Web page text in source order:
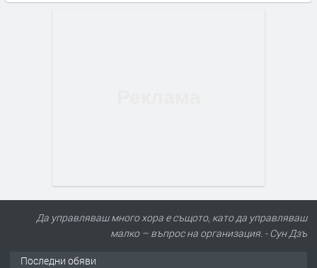
Да управляваш много хора е същото, като да управляваш
малко – въпрос на организация. - Сун Дзъ
Последни обяви